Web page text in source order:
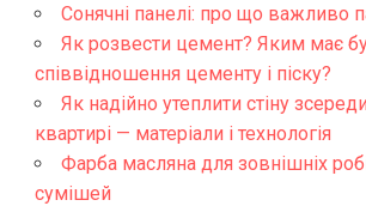
Сонячні панелі: про що важливо
Як розвести цемент? Яким має
співвідношення цементу і піску?
Як надійно утеплити стіну
квартирі — матеріали і технологія
Фарба масляна для зовнішніх
сумішей